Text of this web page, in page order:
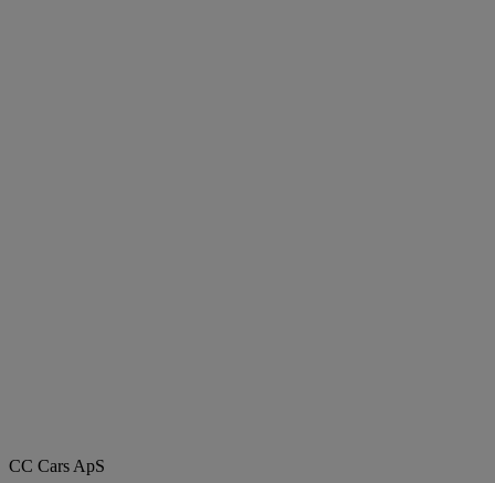
CC Cars ApS